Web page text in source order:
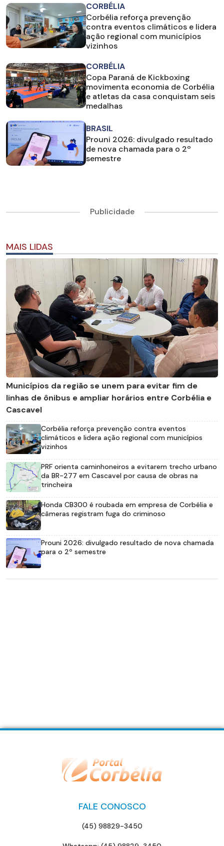
CORBÉLIA
Corbélia reforça prevenção
contra eventos climáticos e lidera
ação regional com municípios
vizinhos
CORBÉLIA
Copa Paraná de Kickboxing
movimenta economia de Corbélia
e atletas da casa conquistam seis
medalhas
BRASIL
Prouni 2026: divulgado resultado
de nova chamada para o 2º
semestre
Publicidade
MAIS LIDAS
Municípios da região se unem para evitar fim de
linhas de ônibus e ampliar horários entre Corbélia e
Cascavel
Corbélia reforça prevenção contra eventos
climáticos e lidera ação regional com municípios
vizinhos
PRF orienta caminhoneiros a evitarem trecho urbano
da BR-277 em Cascavel por causa de obras na
trincheira
Honda CB300 é roubada em empresa de Corbélia e
câmeras registram fuga do criminoso
Prouni 2026: divulgado resultado de nova chamada
para o 2º semestre
FALE CONOSCO
(45) 98829-3450